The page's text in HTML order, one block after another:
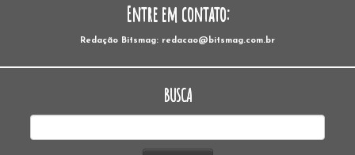
Entre em contato:
Redação Bitsmag: redacao@bitsmag.com.br
BUSCA